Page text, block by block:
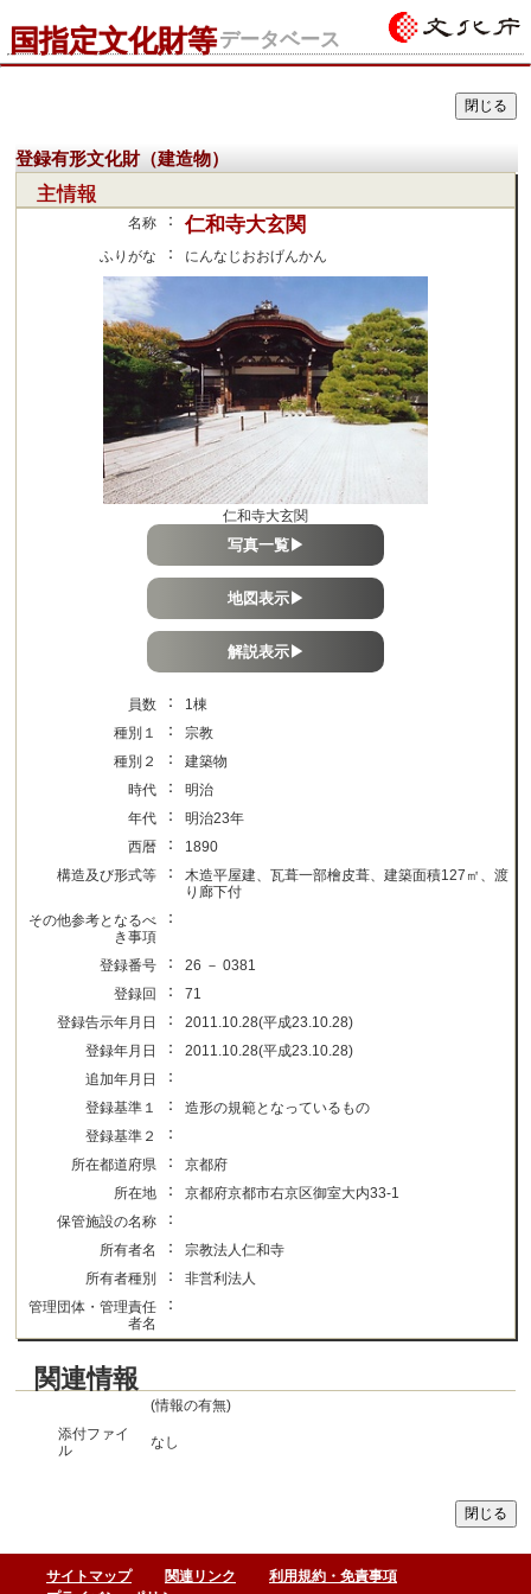
国指定文化財等データベース
登録有形文化財（建造物）
主情報
名称 ： 仁和寺大玄関
ふりがな ： にんなじおおげんかん
仁和寺大玄関
写真一覧▶
地図表示▶
解説表示▶
員数 ：
1棟
種別１
：
宗教
種別２
：
建築物
時代
：
明治
年代
：
明治23年
西暦
：
1890
構造及び形式等
：
木造平屋建、瓦葺一部檜皮葺、建築面積127㎡、渡
り廊下付
その他参考となるべ
き事項
：
登録番号 ：
26 － 0381
登録回
：
71
登録告示年月日
：
2011.10.28(平成23.10.28)
登録年月日
：
2011.10.28(平成23.10.28)
追加年月日
：
登録基準１ ：
造形の規範となっているもの
登録基準２
：
所在都道府県 ：
京都府
所在地
：
京都府京都市右京区御室大内33-1
保管施設の名称
：
所有者名 ：
宗教法人仁和寺
所有者種別
：
非営利法人
管理団体・管理責任
者名
：
関連情報
(情報の有無)
添付ファイ
ル
なし
サイトマップ 関連リンク
利用規約・免責事項